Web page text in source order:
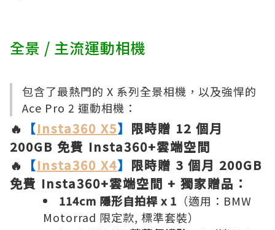
全景 / 主流運動相機
包含了最熱門的 X 系列全景相機，以及強悍的
Ace Pro 2 運動相機：
🔥 【Insta360 X5】 限時贈 12 個月
200GB 免費 Insta360+雲端空間
🔥
【Insta360 X4】 限時贈 3 個月 200GB
免費 Insta360+雲端空間 + 獨家贈品：
114cm 隱形自拍桿 x 1 （適用：BMW
Motorrad 限定款, 標準套裝）